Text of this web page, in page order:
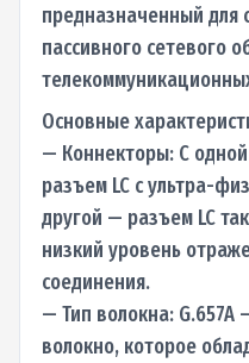
предназначенный для
пассивного сетевого
Основные
— Коннекторы: С
разъем LC с ультра-
другой — разъем LC
низкий уровень
соединения.
— Тип волокна: G.657A
волокно, которое